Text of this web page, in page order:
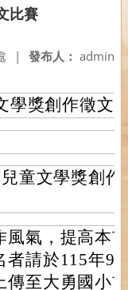
比賽
發布人： admin
|
學獎創作徵文
童文學獎創
風氣，提高本
者請於115年9
傳至大勇國小